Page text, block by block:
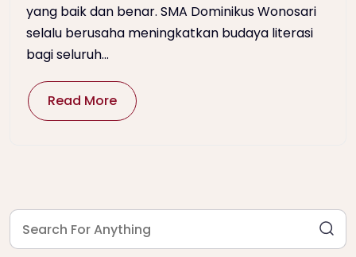
yang baik dan benar. SMA Dominikus Wonosari
selalu berusaha meningkatkan budaya literasi
bagi seluruh...
Read More